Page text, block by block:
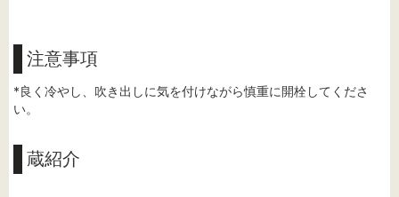
注意事項
*良く冷やし、吹き出しに気を付けながら慎重に開栓してくださ
い。
蔵紹介